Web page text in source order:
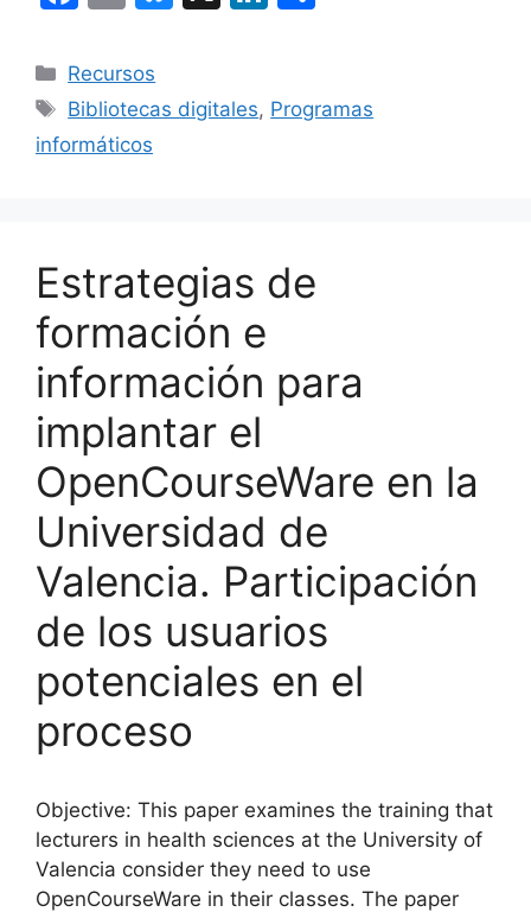
c
e
b
ai
l
s
e p
Categorías
Recursos
Etiquetas
Bibliotecas digitales, Programas
informáticos
Estrategias de
formación e
información para
implantar el
OpenCourseWare en la
Universidad de
Valencia. Participación
de los usuarios
potenciales en el
proceso
Objective: This paper examines the training that
lecturers in health sciences at the University of
Valencia consider they need to use
OpenCourseWare in their classes. The paper